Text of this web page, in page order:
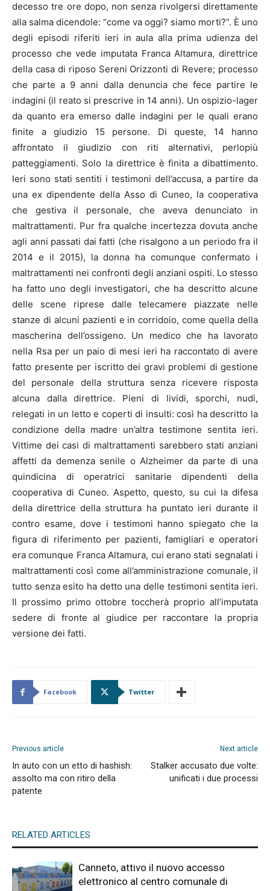
decesso tre ore dopo, non senza rivolgersi direttamente
alla salma dicendole: “come va oggi? siamo morti?”. È uno
degli episodi riferiti ieri in aula alla prima udienza del
processo che vede imputata Franca Altamura, direttrice
della casa di riposo Sereni Orizzonti di Revere; processo
che parte a 9 anni dalla denuncia che fece partire le
indagini (il reato si prescrive in 14 anni). Un ospizio-lager
da quanto era emerso dalle indagini per le quali erano
finite a giudizio 15 persone. Di queste, 14 hanno
affrontato il giudizio con riti alternativi, perlopiù
patteggiamenti. Solo la direttrice è finita a dibattimento.
Ieri sono stati sentiti i testimoni dell’accusa, a partire da
una ex dipendente della Asso di Cuneo, la cooperativa
che gestiva il personale, che aveva denunciato in
maltrattamenti. Pur fra qualche incertezza dovuta anche
agli anni passati dai fatti (che risalgono a un periodo fra il
2014 e il 2015), la donna ha comunque confermato i
maltrattamenti nei confronti degli anziani ospiti. Lo stesso
ha fatto uno degli investigatori, che ha descritto alcune
delle scene riprese dalle telecamere piazzate nelle
stanze di alcuni pazienti e in corridoio, come quella della
mascherina dell’ossigeno. Un medico che ha lavorato
nella Rsa per un paio di mesi ieri ha raccontato di avere
fatto presente per iscritto dei gravi problemi di gestione
del personale della struttura senza ricevere risposta
alcuna dalla direttrice. Pieni di lividi, sporchi, nudi,
relegati in un letto e coperti di insulti: così ha descritto la
condizione della madre un’altra testimone sentita ieri.
Vittime dei casi di maltrattamenti sarebbero stati anziani
affetti da demenza senile o Alzheimer da parte di una
quindicina di operatrici sanitarie dipendenti della
cooperativa di Cuneo. Aspetto, questo, su cui la difesa
della direttrice della struttura ha puntato ieri durante il
contro esame, dove i testimoni hanno spiegato che la
figura di riferimento per pazienti, famigliari e operatori
era comunque Franca Altamura, cui erano stati segnalati i
maltrattamenti così come all’amministrazione comunale, il
tutto senza esito ha detto una delle testimoni sentita ieri.
Il prossimo primo ottobre toccherà proprio all’imputata
sedere di fronte al giudice per raccontare la propria
versione dei fatti.
Facebook Twitter
Previous article
In auto con un etto di hashish:
assolto ma con ritiro della
patente
Next article
Stalker accusato due volte:
unificati i due processi
RELATED ARTICLES
Canneto, attivo il nuovo accesso
elettronico al centro comunale di